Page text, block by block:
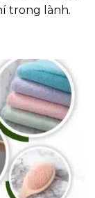
trong lành.